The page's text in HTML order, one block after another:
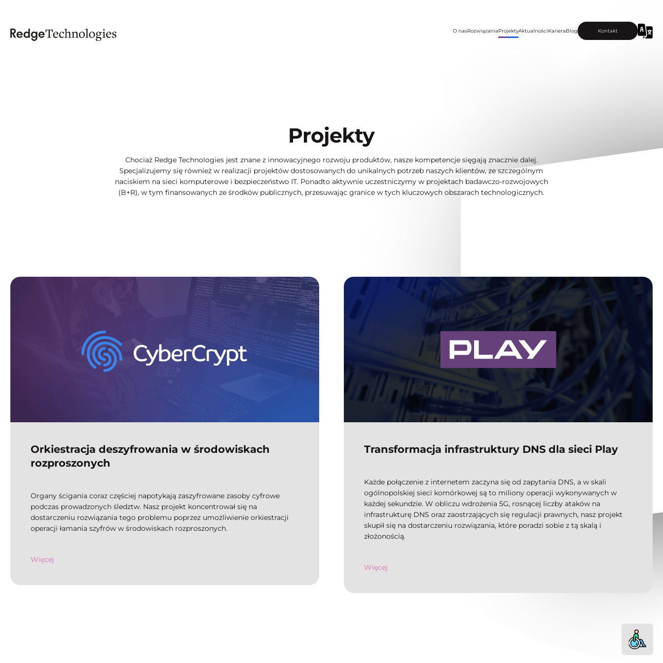
O nasRozwiązaniaProjektyAktualnościKarieraBlog Kontakt
Projekty
Chociaż Redge Technologies jest znane z innowacyjnego rozwoju produktów, nasze kompetencje sięgają znacznie dalej.
Specjalizujemy się również w realizacji projektów dostosowanych do unikalnych potrzeb naszych klientów, ze szczególnym
naciskiem na sieci komputerowe i bezpieczeństwo IT. Ponadto aktywnie uczestniczymy w projektach badawczo-rozwojowych
(B+R), w tym finansowanych ze środków publicznych, przesuwając granice w tych kluczowych obszarach technologicznych.
Orkiestracja deszyfrowania w środowiskach
rozproszonych
Organy ścigania coraz częściej napotykają zaszyfrowane zasoby cyfrowe
podczas prowadzonych śledztw. Nasz projekt koncentrował się na
dostarczeniu rozwiązania tego problemu poprzez umożliwienie orkiestracji
operacji łamania szyfrów w środowiskach rozproszonych.
Więcej
Transformacja infrastruktury DNS dla sieci Play
Każde połączenie z internetem zaczyna się od zapytania DNS, a w skali
ogólnopolskiej sieci komórkowej są to miliony operacji wykonywanych w
każdej sekundzie. W obliczu wdrożenia 5G, rosnącej liczby ataków na
infrastrukturę DNS oraz zaostrzających się regulacji prawnych, nasz projekt
skupił się na dostarczeniu rozwiązania, które poradzi sobie z tą skalą i
złożonością.
Więcej